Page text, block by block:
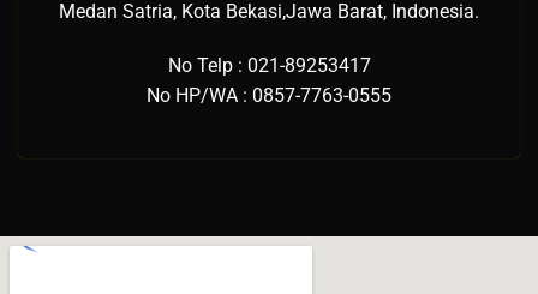
Medan Satria, Kota Bekasi,Jawa Barat, Indonesia.
No Telp : 021-89253417
No HP/WA : 0857-7763-0555